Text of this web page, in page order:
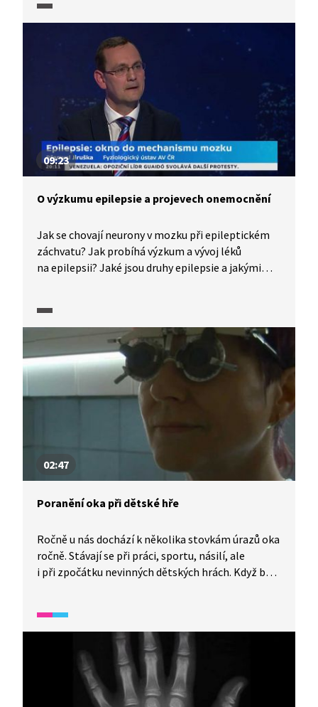
moči a produkce hormonů.
09:23
O výzkumu epilepsie a projevech onemocnění
Jak se chovají neurony v mozku při epileptickém
záchvatu? Jak probíhá výzkum a vývoj léků
na epilepsii? Jaké jsou druhy epilepsie a jakými
Jiruška.
02:47
Poranění oka při dětské hře
Ročně u nás dochází k několika stovkám úrazů oka
ročně. Stávají se při práci, sportu, násilí, ale
i při zpočátku nevinných dětských hrách. Když bylo
na něj nevidí. Zpočátku měla problém s koordinací
pohybů a odhadem vzdálenosti. Dnes je paní
Prokešové 49 let a čeká ji operace, která jí má
poškozený zrak napravit. Díky moderní medicíně
lze poškozenou čočku nahradit novou a zrak se
i takovým lidem může vrátit.